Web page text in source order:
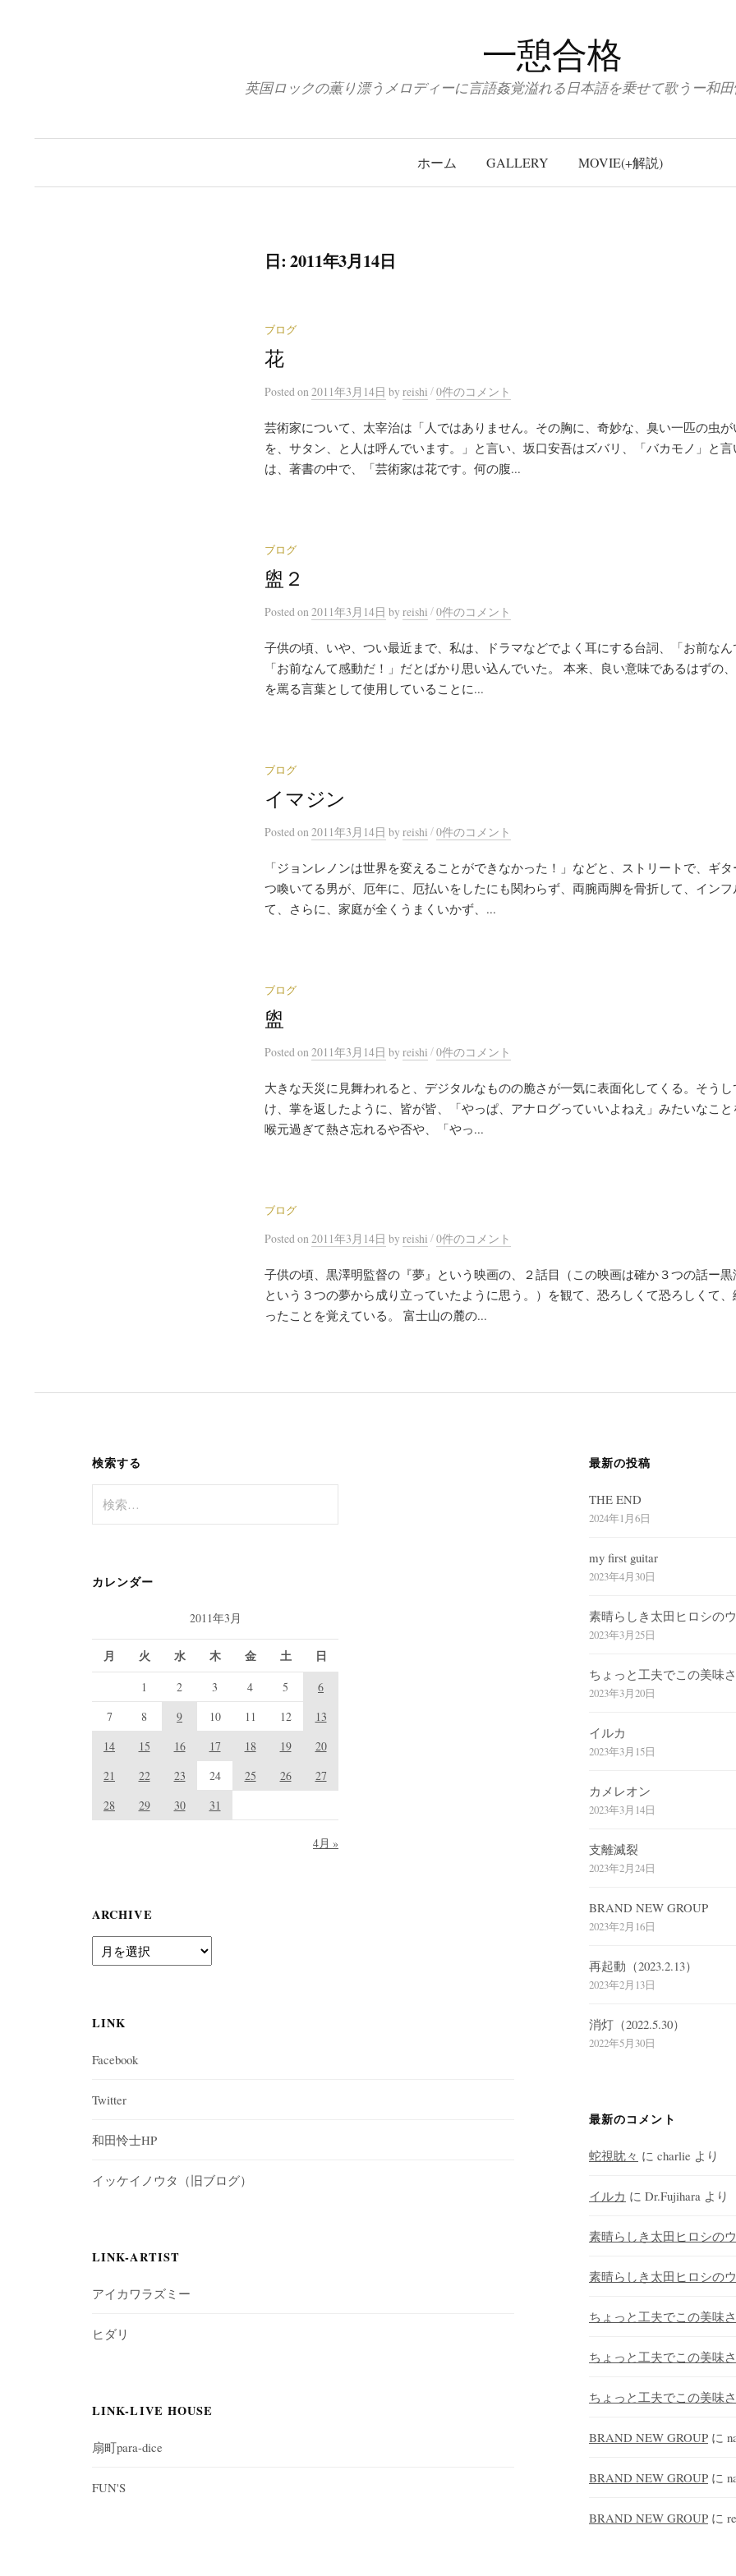
一憩合格
英国ロックの薫り漂うメロディーに言語姦覚溢れる日本語を乗せて歌うー和田
ホーム GALLERY MOVIE(+解説)
日: 2011年3月14日
ブログ
花
Postedon 2011年3月14日 by reishi /0件のコメント
芸術家について、太宰治は「人ではありません。その胸に、奇妙な、臭い一匹の虫
を、サタン、と人は呼んでいます。」と言い、坂口安吾はズバリ、「バカモノ」と
は、著書の中で、「芸術家は花です。何の腹...
ブログ
盥２
Postedon 2011年3月14日 by reishi /0件のコメント
子供の頃、いや、つい最近まで、私は、ドラマなどでよく耳にする台詞、「お前なん
「お前なんて感動だ！」だとばかり思い込んでいた。 本来、良い意味であるはずの
を罵る言葉として使用していることに...
ブログ
イマジン
Postedon 2011年3月14日 by reishi /0件のコメント
「ジョンレノンは世界を変えることができなかった！」などと、ストリートで、ギ
つ喚いてる男が、厄年に、厄払いをしたにも関わらず、両腕両脚を骨折して、イン
て、さらに、家庭が全くうまくいかず、...
ブログ
盥
Postedon 2011年3月14日 by reishi /0件のコメント
大きな天災に見舞われると、デジタルなものの脆さが一気に表面化してくる。そう
け、掌を返したように、皆が皆、「やっぱ、アナログっていいよねえ」みたいなこと
喉元過ぎて熱さ忘れるや否や、「やっ...
ブログ
Postedon 2011年3月14日 by reishi /0件のコメント
子供の頃、黒澤明監督の『夢』という映画の、２話目（この映画は確か３つの話ー
という３つの夢から成り立っていたように思う。）を観て、恐ろしくて恐ろしくて
ったことを覚えている。 富士山の麓の...
検索する
索
カレンダー
2011年3月
月 火 水 木 金 土 日
4月 »
1 2 3 4 5
6
7
8 9 10 11 12
13
14
15 16 17 18 19
20
21
22 23 24 25 26
27
28
29 30 31
ARCHIVE
r
i
e
LINK
Facebook
Twitter
和田怜士HP
イッケイノウタ（旧ブログ）
LINK-ARTIST
アイカワラズミー
ヒダリ
LINK-LIVE HOUSE
扇町para-dice
FUN'S
最新の投稿
THE END
2024年1月6日
my first guitar
2023年4月30日
素晴らしき太田ヒロシの
2023年3月25日
ちょっと工夫でこの美味さ
2023年3月20日
イルカ
2023年3月15日
カメレオン
2023年3月14日
支離滅裂
2023年2月24日
BRAND NEW GROUP
2023年2月16日
再起動（2023.2.13）
2023年2月13日
消灯（2022.5.30）
2022年5月30日
最新のコメント
蛇視眈々 に charlie より
イルカ に Dr.Fujihara より
素晴らしき太田ヒロシの
素晴らしき太田ヒロシの
ちょっと工夫でこの美味さ
ちょっと工夫でこの美味さ
ちょっと工夫でこの美味さ
BRAND NEW GROUP に
BRAND NEW GROUP に
BRAND NEW GROUP に